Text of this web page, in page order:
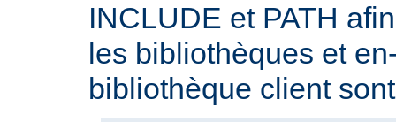
INCLUDE et PATH
les bibliothèques et
bibliothèque client